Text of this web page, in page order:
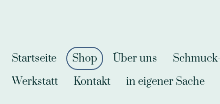
Startseite Shop Über uns
Werkstatt
Kontakt in eigener Sache